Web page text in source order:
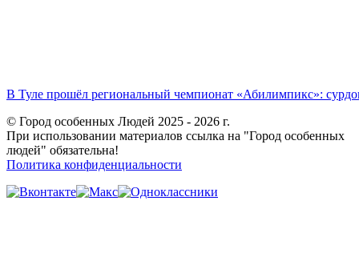
В Туле прошёл региональный чемпионат «Абилимпикс»:
© Город особенных Людей 2025 - 2026 г.
При использовании материалов ссылка на "Город особенных
людей" обязательна!
Политика конфиденциальности